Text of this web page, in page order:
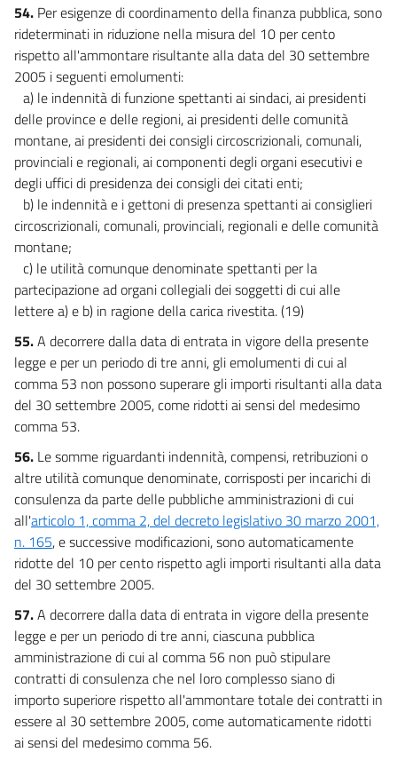
54. Per esigenze di coordinamento della finanza pubblica, sono
rideterminati in riduzione nella misura del 10 per cento
rispetto all'ammontare risultante alla data del 30 settembre
2005 i seguenti emolumenti:
a) le indennità di funzione spettanti ai sindaci, ai presidenti
delle province e delle regioni, ai presidenti delle comunità
montane, ai presidenti dei consigli circoscrizionali, comunali,
provinciali e regionali, ai componenti degli organi esecutivi e
degli uffici di presidenza dei consigli dei citati enti;
b) le indennità e i gettoni di presenza spettanti ai consiglieri
circoscrizionali, comunali, provinciali, regionali e delle comunità
montane;
c) le utilità comunque denominate spettanti per la
partecipazione ad organi collegiali dei soggetti di cui alle
lettere a) e b) in ragione della carica rivestita. (19)
55.A decorrere dalla data di entrata in vigore della presente
legge e per un periodo di tre anni, gli emolumenti di cui al
comma 53 non possono superare gli importi risultanti alla data
del 30 settembre 2005, come ridotti ai sensi del medesimo
comma 53.
56. Le somme riguardanti indennità, compensi, retribuzioni o
altre utilità comunque denominate, corrisposti per incarichi di
consulenza da parte delle pubbliche amministrazioni di cui
all'articolo 1, comma 2, del decreto legislativo 30 marzo 2001,
n. 165, e successive modificazioni, sono automaticamente
ridotte del 10 per cento rispetto agli importi risultanti alla data
del 30 settembre 2005.
57.A decorrere dalla data di entrata in vigore della presente
legge e per un periodo di tre anni, ciascuna pubblica
amministrazione di cui al comma 56 non può stipulare
contratti di consulenza che nel loro complesso siano di
importo superiore rispetto all'ammontare totale dei contratti in
essere al 30 settembre 2005, come automaticamente ridotti
ai sensi del medesimo comma 56.